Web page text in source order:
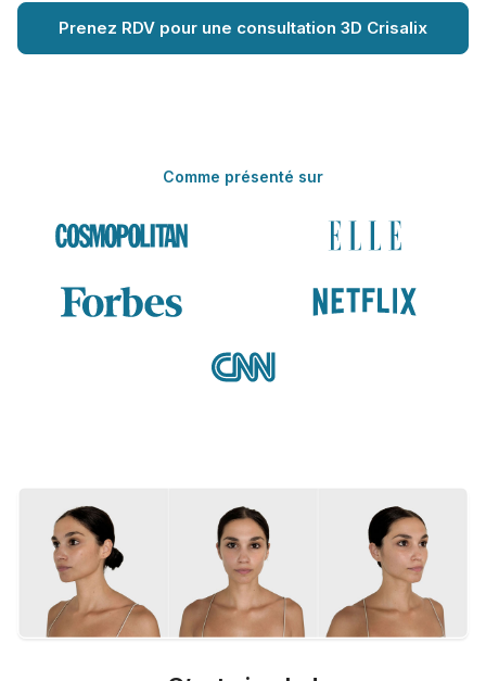
Prenez RDV pour une consultation 3D Crisalix
Comme présenté sur